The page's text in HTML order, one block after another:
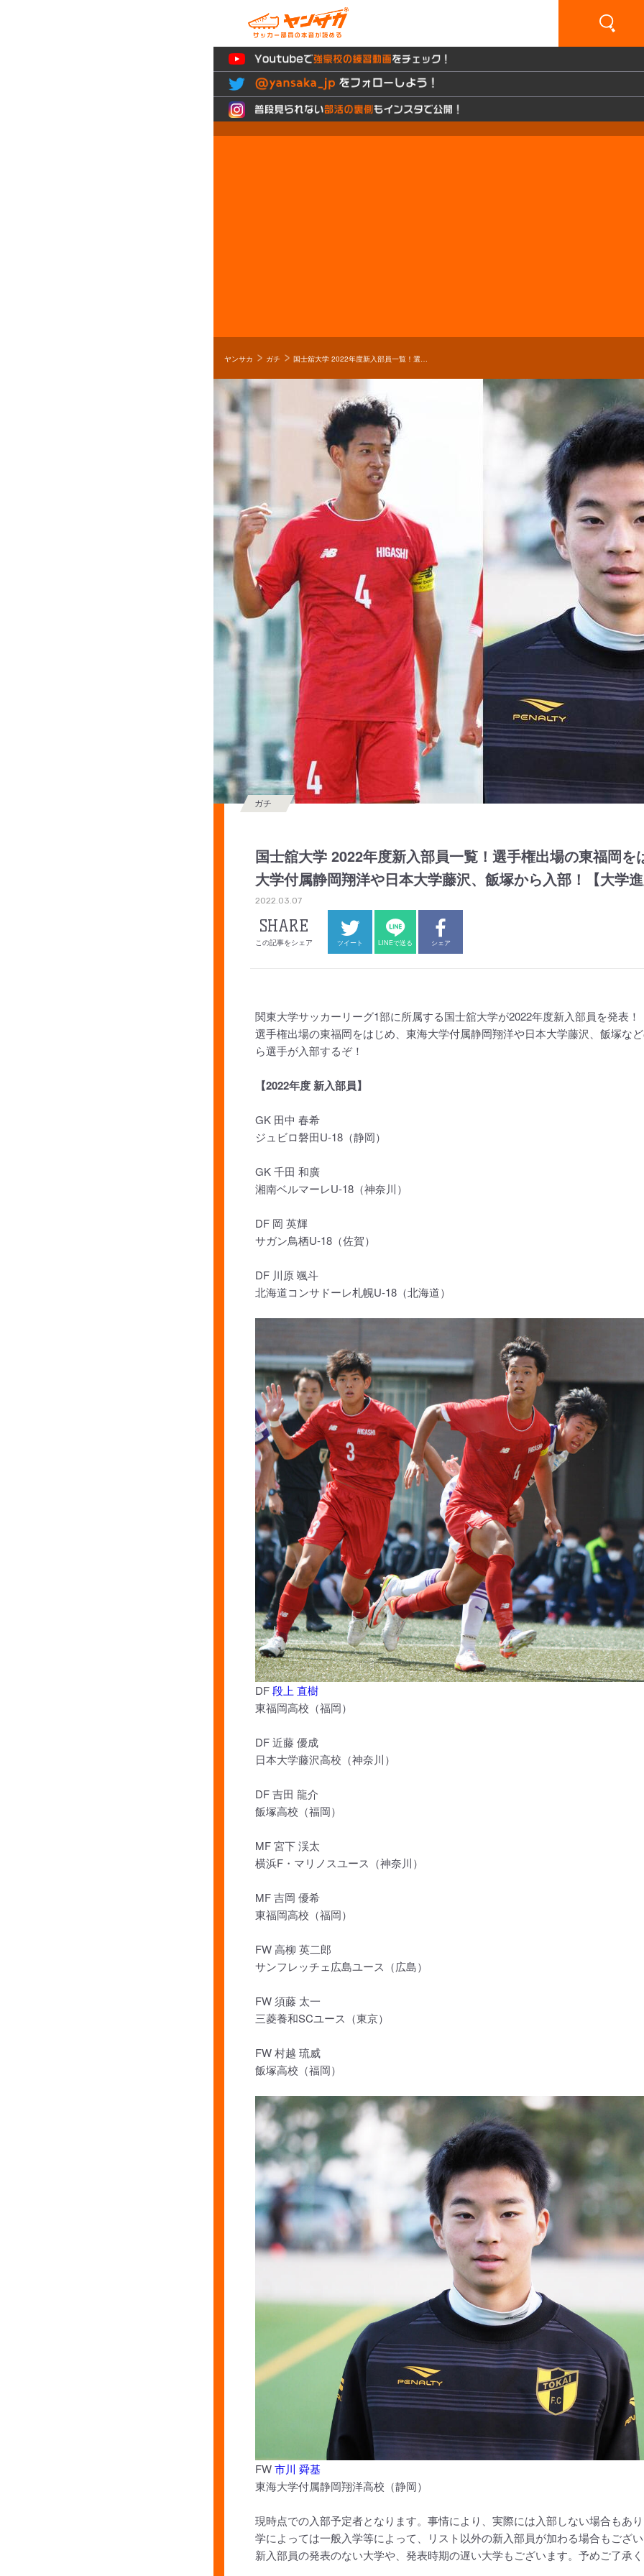
ヤンサカ ガチ 国士舘大学 2022年度新入部員一覧！選手権出場の東福岡をはじめ東海大学付属静岡翔洋や日本大学藤沢、飯塚から入部！【大学進路情報】
国士舘大学 2022年度新入部員一覧！選手権出場の東福岡を
大学付属静岡翔洋や日本大学藤沢、飯塚から入部！【大学進
ガチ
2022.03.07
SHARE
この記事をシェア ツイート LINEで送る シェア
関東大学サッカーリーグ1部に所属する国士舘大学が2022年度新入部員を発表！
選手権出場の東福岡をはじめ、東海大学付属静岡翔洋や日本大学藤沢、飯塚な
ら選手が入部するぞ！
【2022年度 新入部員】
GK 田中 春希
ジュビロ磐田U-18（静岡）
GK 千田 和廣
湘南ベルマーレU-18（神奈川）
DF 岡 英輝
サガン鳥栖U-18（佐賀）
DF 川原 颯斗
北海道コンサドーレ札幌U-18（北海道）
DF段上 直樹
東福岡高校（福岡）
DF 近藤 優成
日本大学藤沢高校（神奈川）
DF 吉田 龍介
飯塚高校（福岡）
MF 宮下 渓太
横浜F・マリノスユース（神奈川）
MF 吉岡 優希
東福岡高校（福岡）
FW 高柳 英二郎
サンフレッチェ広島ユース（広島）
FW 須藤 太一
三菱養和SCユース（東京）
FW 村越 琉威
飯塚高校（福岡）
FW市川 舜基
東海大学付属静岡翔洋高校（静岡）
現時点での入部予定者となります。事情により、実際には入部しない場合もあ
学によっては一般入学等によって、リスト以外の新入部員が加わる場合もござい
新入部員の発表のない大学や、発表時期の遅い大学もございます。予めご了承く